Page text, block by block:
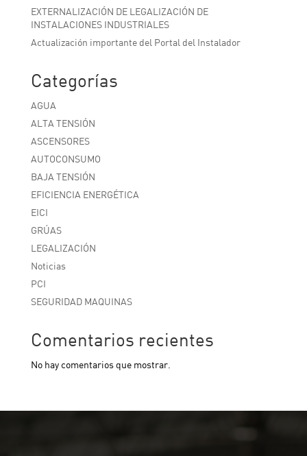
EXTERNALIZACIÓN DE LEGALIZACIÓN DE
INSTALACIONES INDUSTRIALES
Actualización importante del Portal del Instalador
Categorías
AGUA
ALTA TENSIÓN
ASCENSORES
AUTOCONSUMO
BAJA TENSIÓN
EFICIENCIA ENERGÉTICA
EICI
GRÚAS
LEGALIZACIÓN
Noticias
PCI
SEGURIDAD MAQUINAS
Comentarios recientes
No hay comentarios que mostrar.